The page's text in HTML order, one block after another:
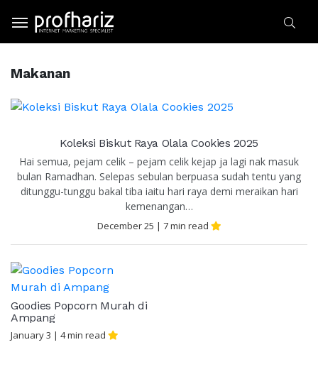
Makanan
Koleksi Biskut Raya Olala Cookies 2025
Hai semua, pejam celik – pejam celik kejap ja lagi nak masuk
bulan Ramadhan. Selepas sebulan berpuasa sudah tentu yang
ditunggu-tunggu bakal tiba iaitu hari raya demi meraikan hari
kemenangan…
December 25 | 7min read
Goodies Popcorn Murah di
Ampang
January 3 | 4min read